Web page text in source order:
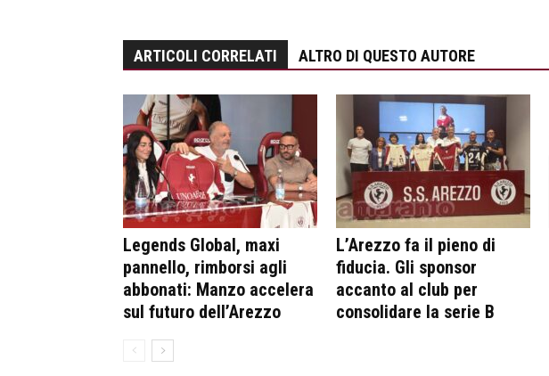
ARTICOLI CORRELATI ALTRO DI QUESTO AUTORE
Legends Global, maxi
pannello, rimborsi agli
abbonati: Manzo accelera
sul futuro dell’Arezzo
L’Arezzo fa il pieno di
fiducia. Gli sponsor
accanto al club per
consolidare la serie B